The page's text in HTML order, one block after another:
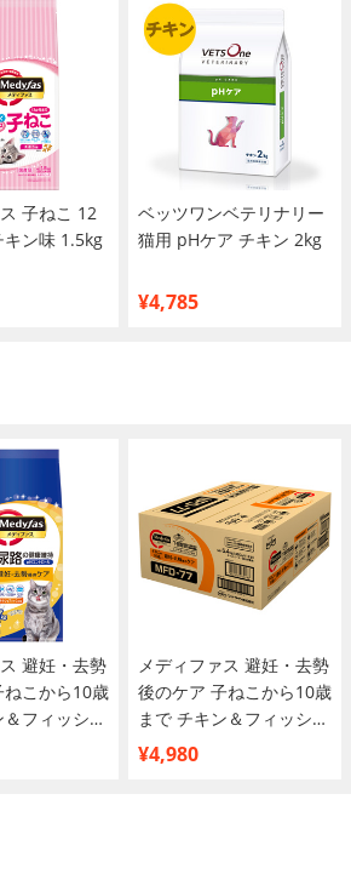
子ねこ 12
ン味 1.5kg
ベッツワンベテリナリー
猫用 pHケア チキン 2kg
¥4,785
避妊・去勢
こから10歳
フィッシュ
メディファス 避妊・去勢
後のケア 子ねこから10歳
まで チキン＆フィッシュ
味 5.4kg
¥4,980